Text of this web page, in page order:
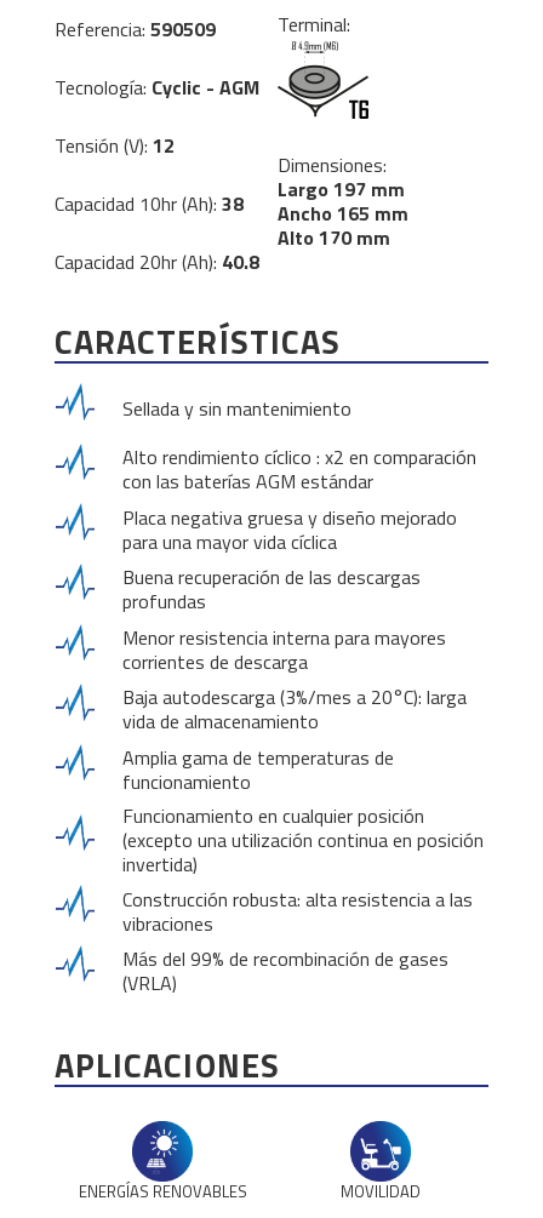
Referencia: 590509
Tecnología: Cyclic - AGM
Tensión (V): 12
Capacidad 10hr (Ah): 38
Capacidad 20hr (Ah): 40.8
Terminal:
Dimensiones:
Largo 197 mm
Ancho 165 mm
Alto 170 mm
CARACTERÍSTICAS
Sellada y sin mantenimiento
Alto rendimiento cíclico : x2 en comparación
con las baterías AGM estándar
Placa negativa gruesa y diseño mejorado
para una mayor vida cíclica
Buena recuperación de las descargas
profundas
Menor resistencia interna para mayores
corrientes de descarga
Baja autodescarga (3%/mes a 20°C): larga
vida de almacenamiento
Amplia gama de temperaturas de
funcionamiento
Funcionamiento en cualquier posición
(excepto una utilización continua en posición
invertida)
Construcción robusta: alta resistencia a las
vibraciones
Más del 99% de recombinación de gases
(VRLA)
APLICACIONES
ENERGÍAS RENOVABLES MOVILIDAD